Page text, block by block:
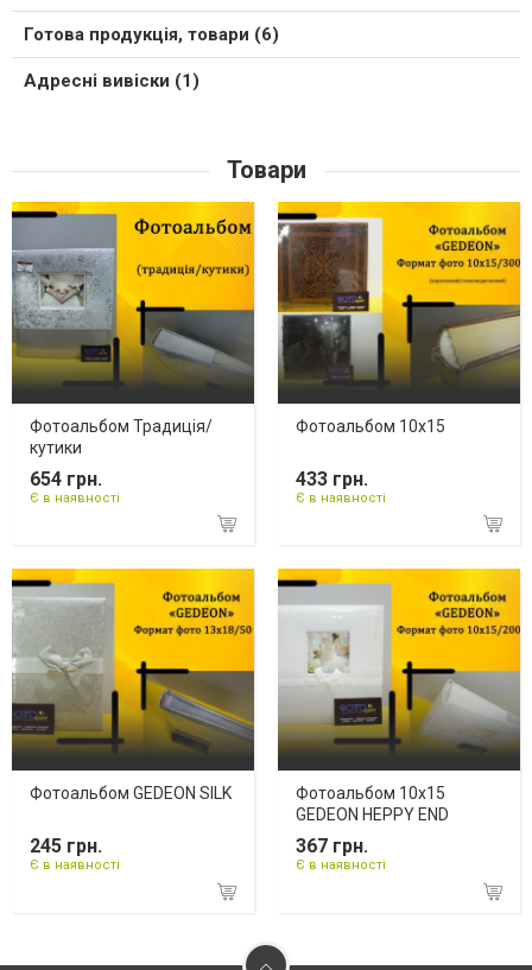
Готова продукція, товари (6)
Адресні вивіски (1)
Товари
Фотоальбом Традиція/
кутики
654 грн.
Є в наявності
Фотоальбом 10х15
433 грн.
Є в наявності
Фотоальбом GEDEON SILK
245 грн.
Є в наявності
Фотоальбом 10х15
GEDEON HEPPY END
367 грн.
Є в наявності